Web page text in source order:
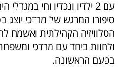
עם 2 ילדיו ונכדיו וחי במגדלי הים התיכון בכפר סבא.
סיפורו המרגש של מרדכי יוצג
הטלוויזיה הקהילתית ואשמח
ולחוות ביחד עם מרדכי
בפעם הראשונה.